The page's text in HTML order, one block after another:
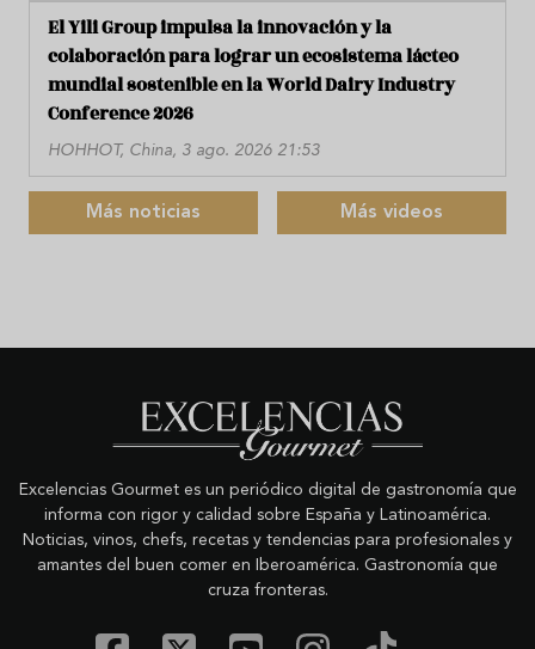
El Yili Group impulsa la innovación y la
colaboración para lograr un ecosistema lácteo
mundial sostenible en la World Dairy Industry
Conference 2026
HOHHOT, China, 3 ago. 2026 21:53
Más noticias Más videos
Excelencias Gourmet es un periódico digital de gastronomía que
informa con rigor y calidad sobre España y Latinoamérica.
Noticias, vinos, chefs, recetas y tendencias para profesionales y
amantes del buen comer en Iberoamérica. Gastronomía que
cruza fronteras.